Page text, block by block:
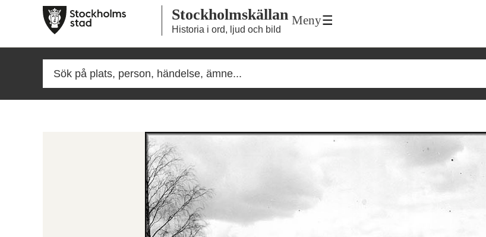
navigationen
huvudinnehållet
Stockholmskällan
Historia i ord, ljud och bild
Meny
Fritextsök